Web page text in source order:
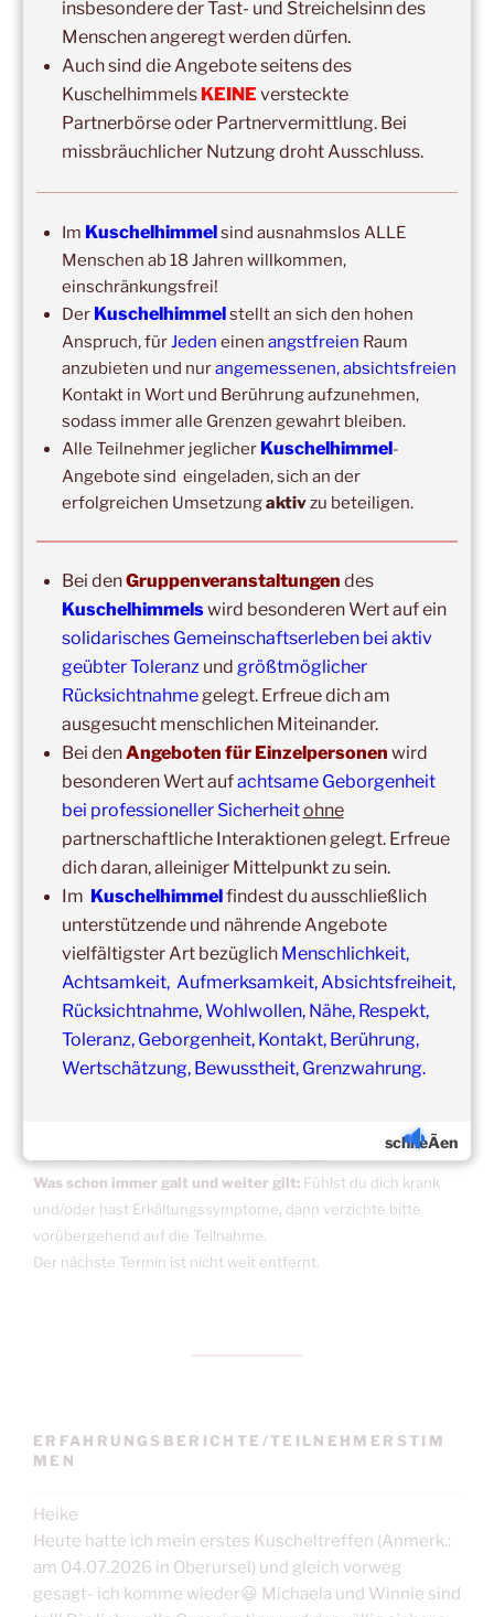
DIE NÄCHSTEN 8 VERANSTALTUNGEN:
14:00–19:00,29. August 2026–Boppard
Kuschelhimmel 5h Kuscheln
Ganztags,13. September 2026–Jahresgruppe
Ausbildung Berührungs- und Kuscheltrainer*in
14:00– 19:00,19. September 2026–Marburg
Kuschelhimmel 5h mit Klangschalenbegleitung
Wochenend-Event, 26. September 2026
September 2026
–Wochenende für 2:1 Ausbildung
14:00 – 20:00,3. Oktober 2026–Oberursel
Kuschelhimmel 6h
Copyright © 2017-2026
Kuschelhimmel
Alle Rechte vorbehalten.
Einschränkungen
in unseren Veranstaltungsräumen möglich!
Was schon immer galt und weiter gilt: Fühlst du dich krank
und/oder hast Erkältungssymptome, dann verzichte bitte
vorübergehend auf die Teilnahme.
Der nächste Termin ist nicht weit entfernt.
ERFAHRUNGSBERICHTE/TEILNEHMERSTIM
MEN
Heike
Heute hatte ich mein erstes Kuscheltreffen (Anmerk.:
am 04.07.2026 in Oberursel) und gleich vorweg
gesagt- ich komme wieder😃 Michaela und Winnie sind
schlieÃen
insbesondere der Tast- und Streichelsinn des
Menschen angeregt werden dürfen.
Auch sind die Angebote seitens des
Kuschelhimmels KEINE versteckte
Partnerbörse oder Partnervermittlung. Bei
missbräuchlicher Nutzung droht Ausschluss.
Im Kuschelhimmelsind ausnahmslos ALLE
Menschen ab 18 Jahren willkommen,
einschränkungsfrei!
Der Kuschelhimmelstellt an sich den hohen
Anspruch, für Jeden einen angstfreien Raum
anzubieten und nurangemessenen, absichtsfreien
Kontakt in Wort und Berührung aufzunehmen,
sodass immer alle Grenzen gewahrt bleiben.
Alle Teilnehmer jeglicher Kuschelhimmel-
Angebote sind eingeladen, sich an der
erfolgreichen Umsetzungaktivzu beteiligen.
Bei denGruppenveranstaltungen des
Kuschelhimmelswird besonderen Wert auf ein
solidarisches Gemeinschaftserleben bei aktiv
geübter Toleranzund größtmöglicher
Rücksichtnahmegelegt. Erfreue dich am
ausgesucht menschlichen Miteinander.
Bei denAngeboten für Einzelpersonen wird
besonderen Wert aufachtsame Geborgenheit
bei professioneller Sicherheitohne
partnerschaftliche Interaktionen gelegt. Erfreue
dich daran, alleiniger Mittelpunkt zu sein.
Im Kuschelhimmelfindest du ausschließlich
unterstützende und nährende Angebote
vielfältigster Art bezüglich Menschlichkeit,
Achtsamkeit, Aufmerksamkeit, Absichtsfreiheit,
Rücksichtnahme, Wohlwollen, Nähe, Respekt,
Toleranz, Geborgenheit, Kontakt, Berührung,
Wertschätzung, Bewusstheit, Grenzwahrung.